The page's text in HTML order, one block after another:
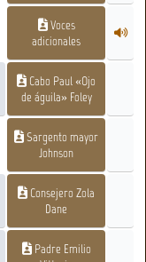
Voces
adicionales
Cabo Paul «Ojo
de águila» Foley
Sargento mayor
Johnson
Consejero Zola
Dane
Padre Emilio